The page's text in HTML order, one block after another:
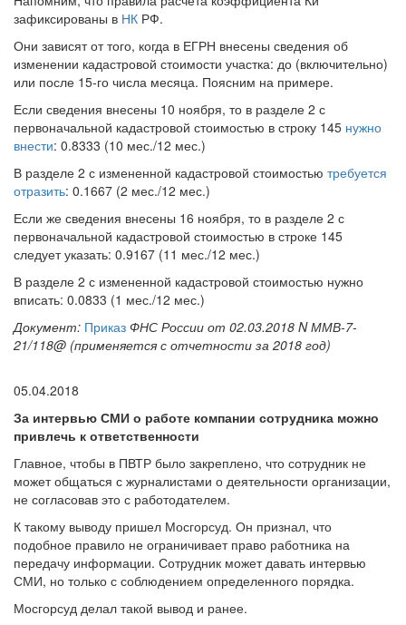
зафиксированы в НК РФ.
Они зависят от того, когда в ЕГРН внесены сведения об
изменении кадастровой стоимости участка: до (включительно)
или после 15-го числа месяца. Поясним на примере.
Если сведения внесены 10 ноября, то в разделе 2 с
первоначальной кадастровой стоимостью в строку 145 нужно
внести: 0.8333 (10 мес./12 мес.)
В разделе 2 с измененной кадастровой стоимостью требуется
отразить: 0.1667 (2 мес./12 мес.)
Если же сведения внесены 16 ноября, то в разделе 2 с
первоначальной кадастровой стоимостью в строке 145
следует указать: 0.9167 (11 мес./12 мес.)
В разделе 2 с измененной кадастровой стоимостью нужно
вписать: 0.0833 (1 мес./12 мес.)
Документ: Приказ ФНС России от 02.03.2018 N ММВ-7-
21/118@ (применяется с отчетности за 2018 год)
05.04.2018
За интервью СМИ о работе компании сотрудника можно
привлечь к ответственности
Главное, чтобы в ПВТР было закреплено, что сотрудник не
может общаться с журналистами о деятельности организации,
не согласовав это с работодателем.
К такому выводу пришел Мосгорсуд. Он признал, что
подобное правило не ограничивает право работника на
передачу информации. Сотрудник может давать интервью
СМИ, но только с соблюдением определенного порядка.
Мосгорсуд делал такой вывод и ранее.